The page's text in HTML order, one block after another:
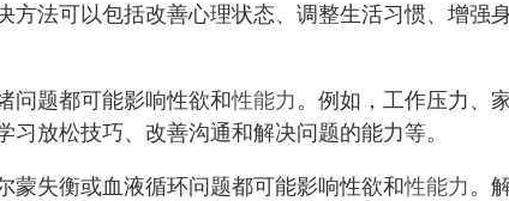
法可以包括改善心理状态、调整生活习惯、增强
问题都可能影响性欲和性能力。例如，工作压力、
放松技巧、改善沟通和解决问题的能力等。
蒙失衡或血液循环问题都可能影响性欲和性能力。